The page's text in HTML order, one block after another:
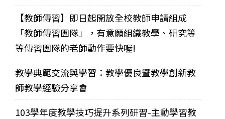
【教師傳習】即日起開放全校教師申請組成
「教師傳習團隊」，有意願組織教學、研究等
等傳習團隊的老師動作要快喔!
教學典範交流與學習：教學優良暨教學創新教
師教學經驗分享會
103學年度教學技巧提升系列研習-主動學習教